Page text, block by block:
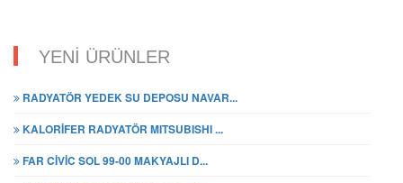
YENİ ÜRÜNLER
RADYATÖR YEDEK SU DEPOSU NAVAR...
KALORİFER RADYATÖR MITSUBISHI ...
FAR CİVİC SOL 99-00 MAKYAJLI D...